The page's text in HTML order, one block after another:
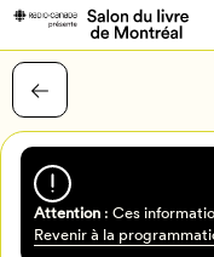
Attention: Ces
Revenir à la